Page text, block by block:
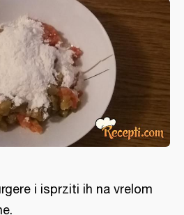
i isprziti ih na vrelom